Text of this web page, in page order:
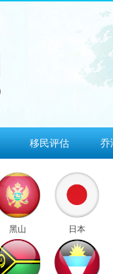
移民评估 乔
黑山 日本